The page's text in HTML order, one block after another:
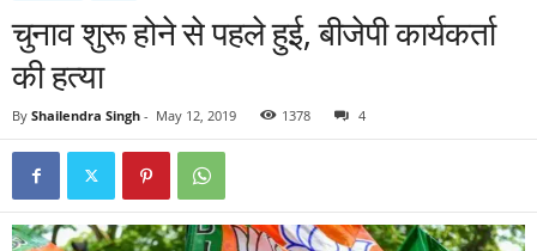
चुनाव शुरू होने से पहले हुई, बीजेपी कार्यकर्ता
की हत्या
By Shailendra Singh - May 12, 2019 1378 4